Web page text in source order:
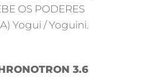
OS PODERES
Yogui / Yoguini.
3.6